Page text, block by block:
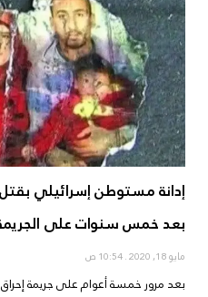
إدانة مستوطن إسرائيلي
بعد خمس سنوات على
مايو 18, 2020
بعد مرور خمسة أعوام على جريمة